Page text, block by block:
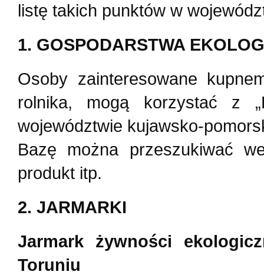
listę takich punktów w
1. GOSPODARSTWA
Osoby zainteresowane
rolnika, mogą korzystać z
województwie kujawsko-
Bazę można przeszukiwać
produkt itp.
2. JARMARKI
Jarmark żywności
Toruniu